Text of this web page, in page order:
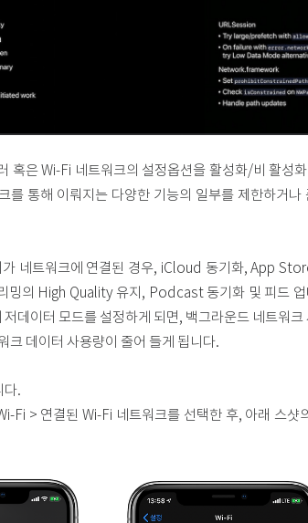
혹은 Wi-Fi 네트워크의 설정옵션을 활성화/비 활성
를 통해 이뤄지는 다양한 기능의 일부를 제한하거나
네트워크에 연결된 경우, iCloud 동기화, App
밍의 High Quality 유지, Podcast 동기화 및 피드
데이터 모드를 설정하게 되면, 백그라운드 네트워
크 데이터 사용량이 줄어 들게 됩니다.
다.
Fi > 연결된 Wi-Fi 네트워크를 선택한 후, 아래 스샷